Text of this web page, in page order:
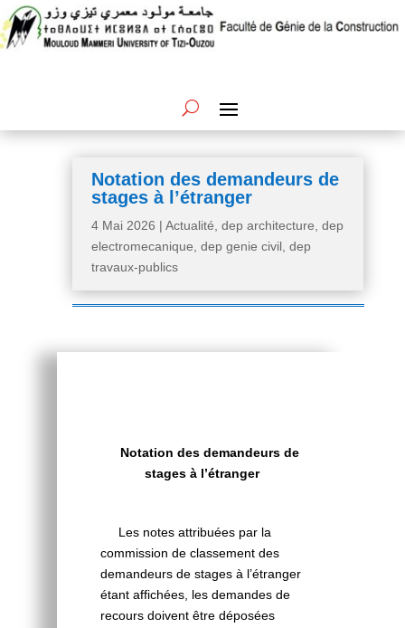
Notation des demandeurs de
stages à l’étranger
4 Mai 2026 | Actualité dep architecture dep
electromecanique dep genie civil, dep
travaux-publics
Notation des demandeurs de
stages à l’étranger
Les notes attribuées par la
commission de classement des
demandeurs de stages à l’étranger
étant affichées, les demandes de
recours doivent être déposées